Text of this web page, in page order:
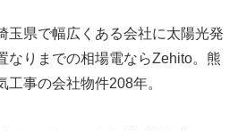
玉県で幅広くある会社に太陽光発
なりまでの相場電ならZehito。熊
事の会社物件208年。